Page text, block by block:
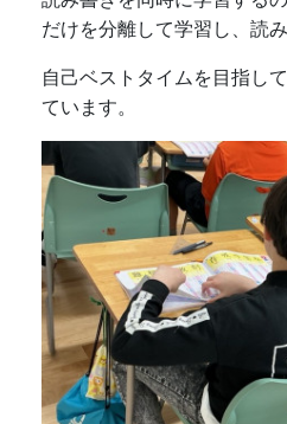
だけを分離して学習し、読
自己ベストタイムを目指し
ています。